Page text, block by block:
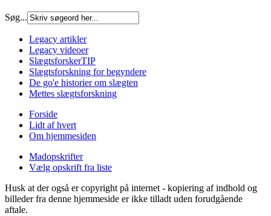
Søg...
Legacy artikler
Legacy videoer
SlægtsforskerTIP
Slægtsforskning for begyndere
De go'e historier om slægten
Mettes slægtsforskning
Forside
Lidt af hvert
Om hjemmesiden
Madopskrifter
Vælg opskrift fra liste
Husk at der også er copyright på internet - kopiering af indhold og
billeder fra denne hjemmeside er ikke tilladt uden forudgående
aftale.